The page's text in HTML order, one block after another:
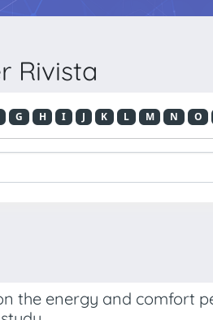
Rivista
G H I J K L M N O
the energy and comfort